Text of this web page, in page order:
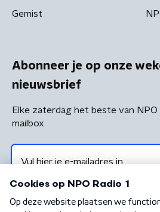
Gemist
Abonneer je op onze
nieuwsbrief
Elke zaterdag het beste van NPO
mailbox